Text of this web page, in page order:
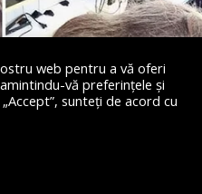
web pentru a vă oferi
vă preferințele și
sunteți de acord cu